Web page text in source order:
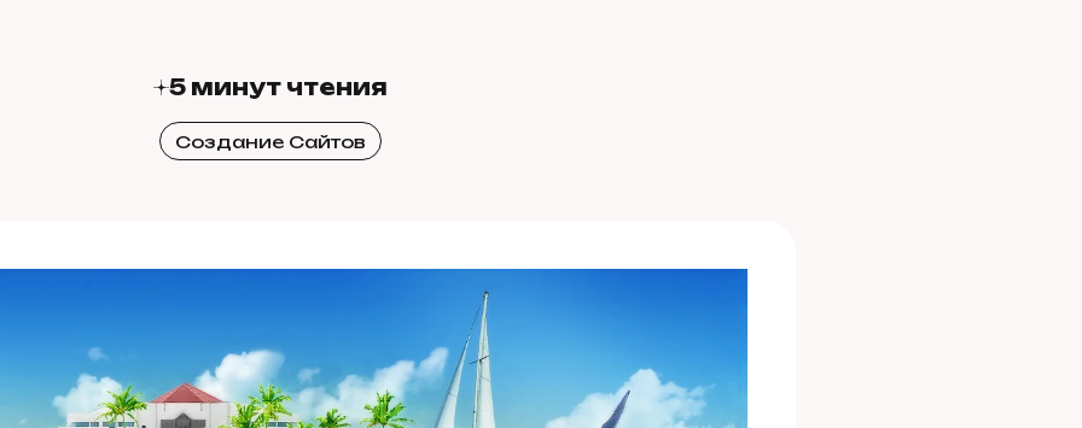
5 минут чтения
Создание Сайтов